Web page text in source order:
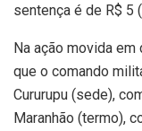
sentença é de R$ 5
Na ação movida
que o comando
Cururupu (sede),
Maranhão (termo),